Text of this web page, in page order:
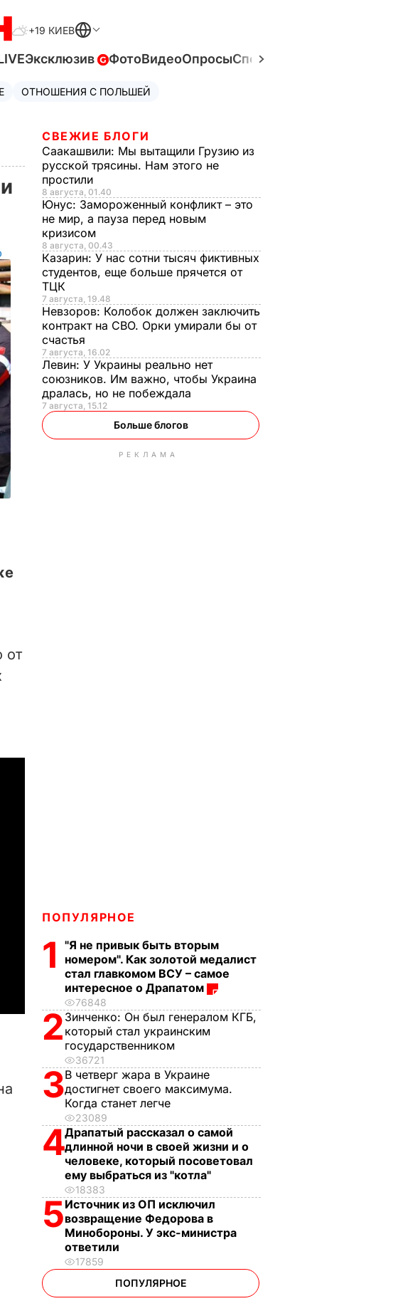
+19 КИЕВ
Эксклюзив ФотоВидеоОпросыСпецпроекты
ОТНОШЕНИЯ С ПОЛЬШЕЙ
от
СВЕЖИЕ БЛОГИ
Саакашвили: Мы вытащили Грузию из
русской трясины. Нам этого не
простили
8 августа, 01.40
Юнус: Замороженный конфликт – это
не мир, а пауза перед новым
кризисом
8 августа, 00.43
Казарин: У нас сотни тысяч фиктивных
студентов, еще больше прячется от
ТЦК
7 августа, 19.48
Невзоров: Колобок должен заключить
контракт на СВО. Орки умирали бы от
счастья
7 августа, 16.02
Левин: У Украины реально нет
союзников. Им важно, чтобы Украина
дралась, но не побеждала
7 августа, 15.12
Больше блогов
РЕКЛАМА
ПОПУЛЯРНОЕ
1
"Я не привык быть вторым
номером". Как золотой медалист
стал главкомом ВСУ – самое
интересное о Драпатом
76848
2 Зинченко: Он был генералом КГБ,
который стал украинским
государственником
36721
3В четверг жара в Украине
достигнет своего максимума.
Когда станет легче
23089
4Драпатый рассказал о самой
длинной ночи в своей жизни и о
человеке, который посоветовал
ему выбраться из "котла"
18383
5Источник из ОП исключил
возвращение Федорова в
Минобороны. У экс-министра
ответили
17859
ПОПУЛЯРНОЕ